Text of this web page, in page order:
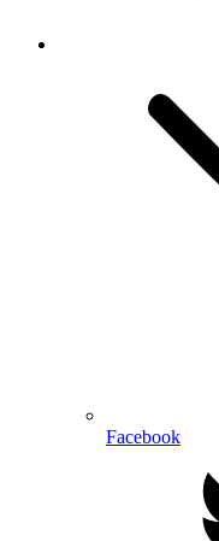
Facebook